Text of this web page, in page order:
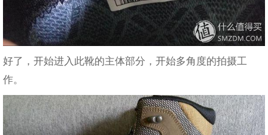
好了，开始进入此靴的主体部分，开始多角度的拍摄工
作。